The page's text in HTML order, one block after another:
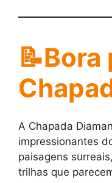
📝Bora
A Chapada
impressionantes
paisagens
trilhas que